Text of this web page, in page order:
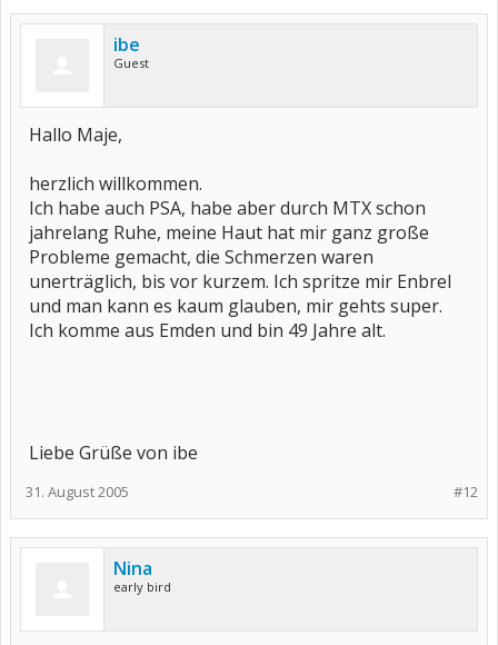
ibe
Guest
Hallo Maje,
herzlich willkommen.
Ich habe auch PSA, habe aber durch MTX schon
jahrelang Ruhe, meine Haut hat mir ganz große
Probleme gemacht, die Schmerzen waren
unerträglich, bis vor kurzem. Ich spritze mir Enbrel
und man kann es kaum glauben, mir gehts super.
Ich komme aus Emden und bin 49 Jahre alt.
Liebe Grüße von ibe
#12
31. August 2005
Nina
early bird